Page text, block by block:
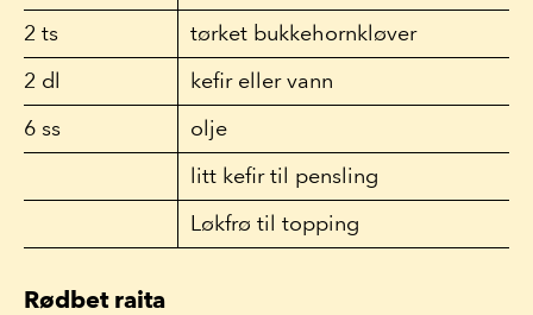
2 ts
tørket bukkehornkløver
2 dl
kefir eller vann
6 ss
olje
litt kefir til pensling
Løkfrø til topping
Rødbet raita